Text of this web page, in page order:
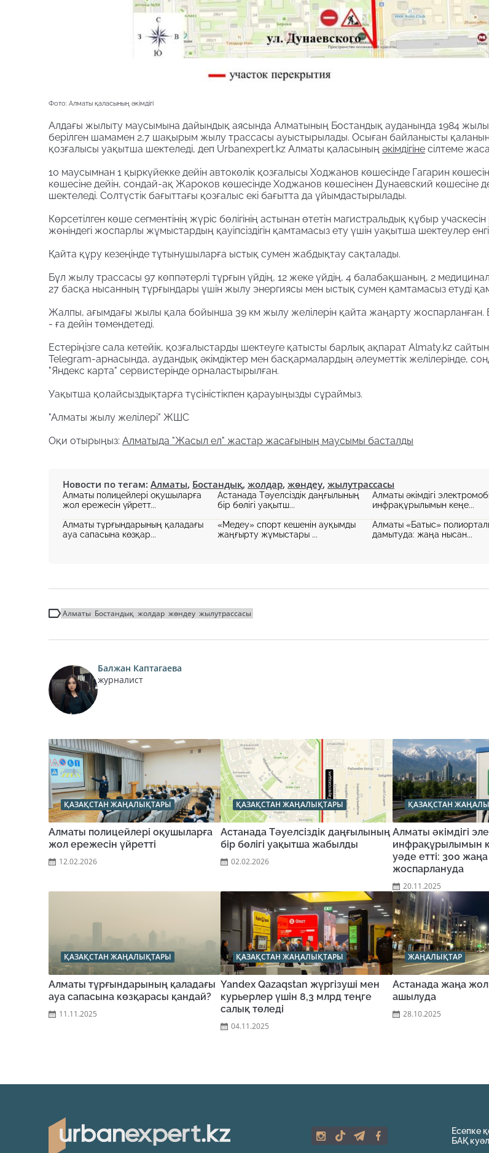
Фото: Алматы қаласының әкімдігі
Алдағы жылыту маусымына дайындық аясында Алматының Бостандық ауданында 1984 жылы
берілген шамамен 2,7 шақырым жылу трассасы ауыстырылады. Осыған байланысты қаланың
қозғалысы уақытша шектеледі, деп Urbanexpert.kz Алматы қаласының әкімдігіне сілтеме
10 маусымнан 1 қыркүйекке дейін автокөлік қозғалысы Ходжанов көшесінде Гагарин
көшесіне дейін, сондай-ақ Жароков көшесінде Ходжанов көшесінен Дунаевский көшесіне
шектеледі. Солтүстік бағыттағы қозғалыс екі бағытта да ұйымдастырылады.
Көрсетілген көше сегментінің жүріс бөлігінің астынан өтетін магистральдық құбыр
жөніндегі жоспарлы жұмыстардың қауіпсіздігін қамтамасыз ету үшін уақытша шектеулер
Қайта құру кезеңінде тұтынушыларға ыстық сумен жабдықтау сақталады.
Бұл жылу трассасы 97 көппәтерлі тұрғын үйдің, 12 жеке үйдің, 4 балабақшаның, 2
27 басқа нысанның тұрғындары үшін жылу энергиясы мен ыстық сумен қамтамасыз етуді
Жалпы, ағымдағы жылы қала бойынша 39 км жылу желілерін қайта жаңарту жоспарланған.
- ға дейін төмендетеді.
Естеріңізге сала кетейік, қозғалыстарды шектеуге қатысты барлық ақпарат Almaty.kz
Telegram-арнасында, аудандық әкімдіктер мен басқармалардың әлеуметтік желілерінде,
"Яндекс карта" сервистерінде орналастырылған.
Уақытша қолайсыздықтарға түсіністікпен қарауыңызды сұраймыз.
"Алматы жылу желілері" ЖШС
Оқи отырыңыз: Алматыда "Жасыл ел" жастар жасағының маусымы басталды
Новости по тегам: Алматы, Бостандық, жолдар, жөндеу, жылутрассасы
Алматы полицейлері оқушыларға
жол ережесін үйретт...
Астанада Тәуелсіздік даңғылының
бір бөлігі уақытш...
Алматы әкімдігі
инфрақұрылымын кеңе...
Алматы тұрғындарының қаладағы
ауа сапасына көзқар...
«Медеу» спорт кешенін ауқымды
жаңғырту жұмыстары ...
Алматы «Батыс»
дамытуда: жаңа нысан...
Алматы Бостандық жолдар жөндеу жылутрассасы
Балжан Каптагаева
журналист
ҚАЗАҚСТАН ЖАҢАЛЫҚТАРЫ
Алматы полицейлері оқушыларға
жол ережесін үйретті
12.02.2026
ҚАЗАҚСТАН ЖАҢАЛЫҚТАРЫ
Астанада Тәуелсіздік даңғылының
бір бөлігі уақытша жабылды
02.02.2026
ҚАЗАҚСТАН
Алматы әкімдігі
инфрақұрылымын
уәде етті: 300
жоспарлануда
20.11.2025
ҚАЗАҚСТАН ЖАҢАЛЫҚТАРЫ
Алматы тұрғындарының қаладағы
ауа сапасына көзқарасы қандай?
11.11.2025
ҚАЗАҚСТАН ЖАҢАЛЫҚТАРЫ
Yandex Qazaqstan жүргізуші мен
курьерлер үшін 8,3 млрд теңге
салық төледі
04.11.2025
ЖАҢАЛЫҚТАР
Астанада жаңа жол
ашылуда
28.10.2025
Есепке
БАҚ